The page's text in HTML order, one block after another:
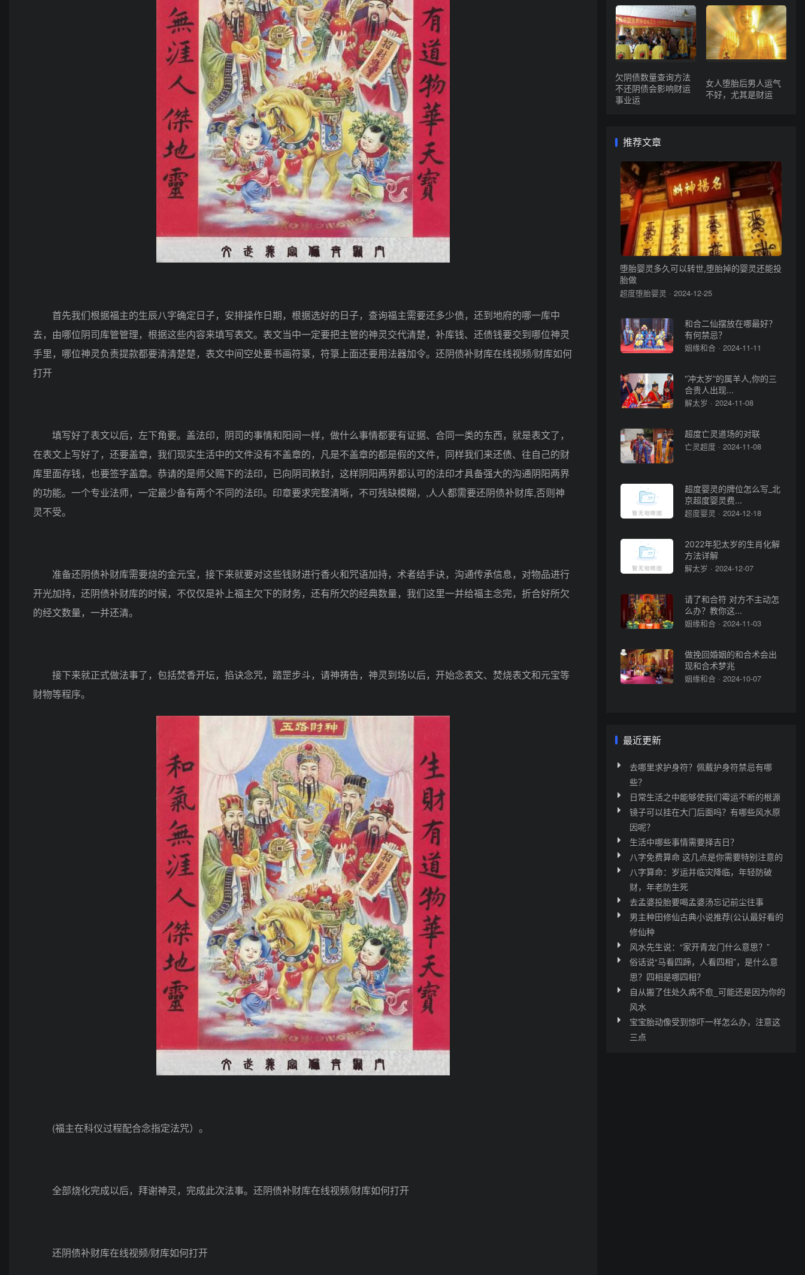
首先我们根据福主的生辰八字确定日子，安排操作日期，根据选好的日子，查询福主需要还多少债，还到地府的哪一库中
去，由哪位阴司库管管理，根据这些内容来填写表文。表文当中一定要把主管的神灵交代清楚，补库钱、还债钱要交到哪位神灵
手里，哪位神灵负责提款都要清清楚楚，表文中间空处要书画符箓，符箓上面还要用法器加令。还阴债补财库在线视频/财库如何
打开
填写好了表文以后，左下角要。盖法印，阴司的事情和阳间一样，做什么事情都要有证据、合同一类的东西，就是表文了，
在表文上写好了，还要盖章，我们现实生活中的文件没有不盖章的，凡是不盖章的都是假的文件，同样我们来还债、往自己的财
库里面存钱，也要签字盖章。恭请的是师父赐下的法印，已向阴司敕封，这样阴阳两界都认可的法印才具备强大的沟通阴阳两界
的功能。一个专业法师，一定最少备有两个不同的法印。印章要求完整清晰，不可残缺模糊，,人人都需要还阴债补财库,否则神
灵不受。
准备还阴债补财库需要烧的金元宝，接下来就要对这些钱财进行香火和咒语加持，术者结手诀，沟通传承信息，对物品进行
开光加持，还阴债补财库的时候，不仅仅是补上福主欠下的财务，还有所欠的经典数量，我们这里一并给福主念完，折合好所欠
的经文数量，一并还清。
接下来就正式做法事了，包括焚香开坛，掐诀念咒，踏罡步斗，请神祷告，神灵到场以后，开始念表文、焚烧表文和元宝等
财物等程序。
(福主在科仪过程配合念指定法咒）。
全部烧化完成以后，拜谢神灵，完成此次法事。还阴债补财库在线视频/财库如何打开
还阴债补财库在线视频/财库如何打开
欠阴债数量查询方法
不还阴债会影响财运
事业运
女人堕胎后男人运气
不好，尤其是财运
推荐文章
堕胎婴灵多久可以转世,堕胎掉的婴灵还能投
胎做
超度堕胎婴灵 · 2024-12-25
和合二仙摆放在哪最好？
有何禁忌？
姻缘和合 · 2024-11-11
“冲太岁”的属羊人,你的三
合贵人出现...
解太岁 · 2024-11-08
超度亡灵道场的对联
亡灵超度 · 2024-11-08
超度婴灵的牌位怎么写_北
京超度婴灵费...
超度婴灵 · 2024-12-18
2022年犯太岁的生肖化解
方法详解
解太岁 · 2024-12-07
请了和合符 对方不主动怎
么办？教你这...
姻缘和合 · 2024-11-03
做挽回婚姻的和合术会出
现和合术梦兆
姻缘和合 · 2024-10-07
最近更新
去哪里求护身符？佩戴护身符禁忌有哪
些？
日常生活之中能够使我们霉运不断的根源
镜子可以挂在大门后面吗？有哪些风水原
因呢？
生活中哪些事情需要择吉日？
八字免费算命 这几点是你需要特别注意的
八字算命：岁运并临灾降临，年轻防破
财，年老防生死
去孟婆投胎要喝孟婆汤忘记前尘往事
男主种田修仙古典小说推荐(公认最好看的
修仙种
风水先生说：“家开青龙门什么意思？”
俗话说“马看四蹄，人看四相”，是什么意
思？四相是哪四相？
自从搬了住处久病不愈_可能还是因为你的
风水
宝宝胎动像受到惊吓一样怎么办，注意这
三点